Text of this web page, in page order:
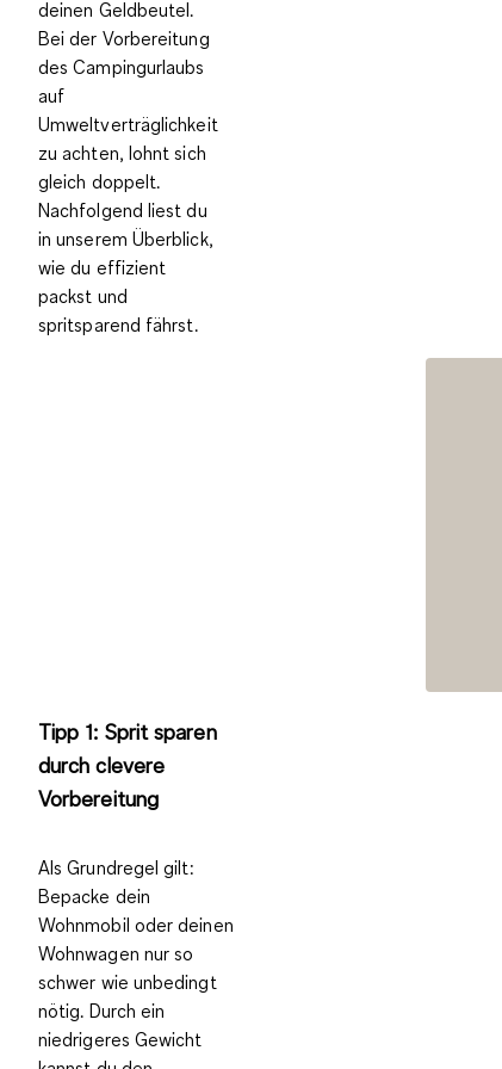
deinen Geldbeutel.
Bei der Vorbereitung
des Campingurlaubs
auf
Umweltverträglichkeit
zu achten, lohnt sich
gleich doppelt.
Nachfolgend liest du
in unserem Überblick,
wie du effizient
packst und
spritsparend fährst.
Tipp 1: Sprit sparen
durch clevere
Vorbereitung
Als Grundregel gilt:
Bepacke dein
Wohnmobil oder deinen
Wohnwagen nur so
schwer wie unbedingt
nötig. Durch ein
niedrigeres Gewicht